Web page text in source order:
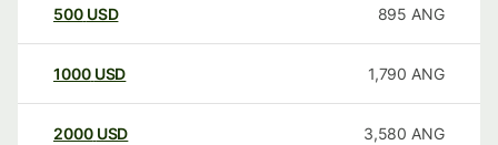
500 USD 895 ANG
1000 USD 1,790 ANG
2000 USD 3,580 ANG